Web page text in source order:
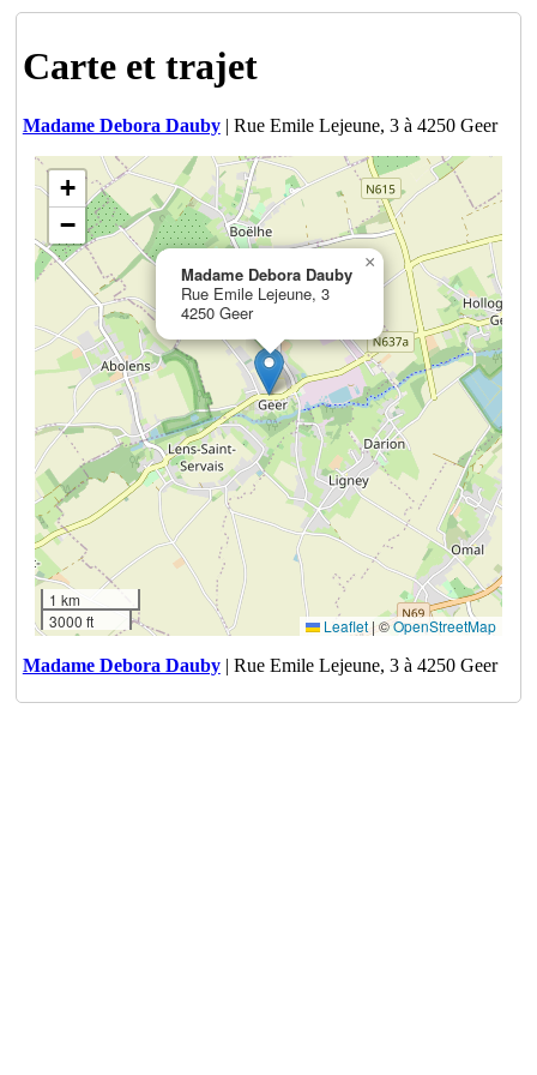
Carte et trajet
Madame Debora Dauby| Rue Emile Lejeune, 3 à 4250 Geer
Madame Debora Dauby
Rue Emile Lejeune, 3
4250 Geer
×
+
−
1 km
3000 ft
Leaflet|©OpenStreetMap
Madame Debora Dauby| Rue Emile Lejeune, 3 à 4250 Geer